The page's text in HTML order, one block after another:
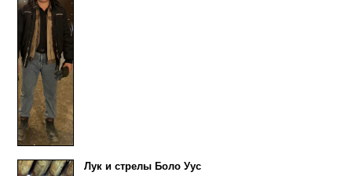
Лук и стрелы Боло Уус